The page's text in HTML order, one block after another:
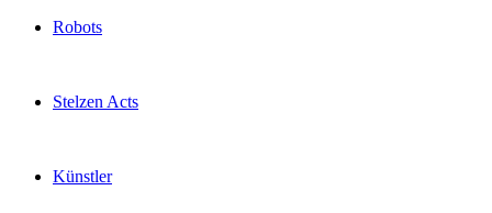
Robots
Stelzen Acts
Künstler